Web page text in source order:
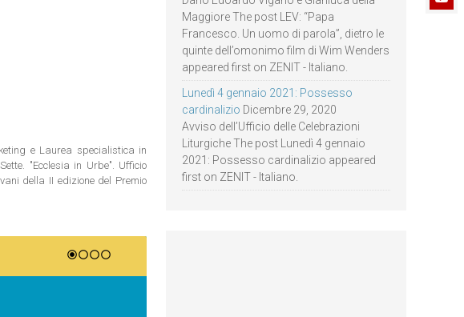
e Laurea specialistica in
"Ecclesia in Urbe". Ufficio
della II edizione del Premio
Maggiore The post LEV: “Papa
Francesco. Un uomo di parola”, dietro le
quinte dell’omonimo film di Wim Wenders
appeared first on ZENIT - Italiano.
Lunedì 4 gennaio 2021: Possesso
cardinalizio Dicembre 29, 2020
Avviso dell’Ufficio delle Celebrazioni
Liturgiche The post Lunedì 4 gennaio
2021: Possesso cardinalizio appeared
first on ZENIT - Italiano.